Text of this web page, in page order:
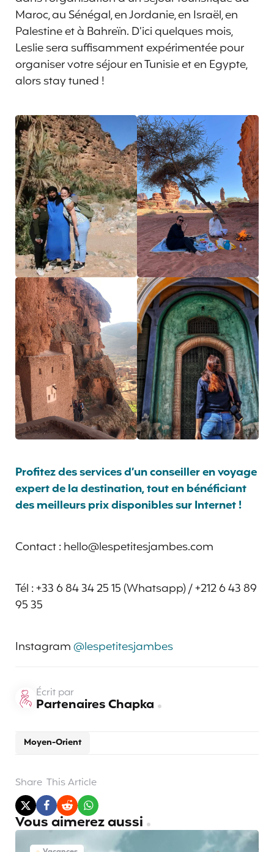
Maroc, au Sénégal, en Jordanie, en Israël, en
Palestine et à Bahreïn. D’ici quelques mois,
Leslie sera suffisamment expérimentée pour
organiser votre séjour en Tunisie et en Egypte,
alors stay tuned !
Profitez des services d’un conseiller en voyage
expert de la destination, tout en bénéficiant
des meilleurs prix disponibles sur Internet !
Contact : hello@lespetitesjambes.com
Tél : +33 6 84 34 25 15 (Whatsapp) / +212 6 43 89
95 35
Instagram@lespetitesjambes
Moyen-Orient
Écrit par
Partenaires Chapka
Share This Article
Vous aimerez aussi